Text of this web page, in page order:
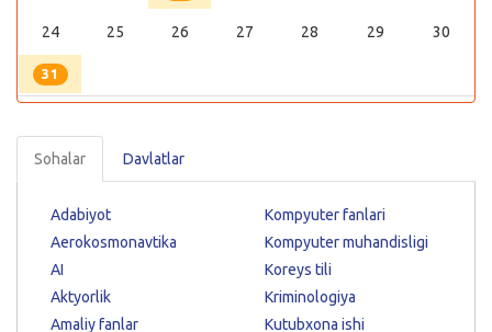
24 25 26 27 28 29 30
31
Sohalar Davlatlar
Adabiyot
Aerokosmonavtika
AI
Aktyorlik
Amaliy fanlar
Kompyuter fanlari
Kompyuter muhandisligi
Koreys tili
Kriminologiya
Kutubxona ishi